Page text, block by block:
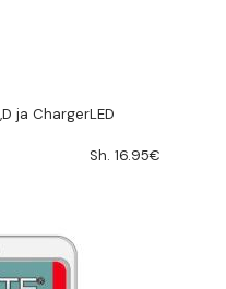
ja ChargerLED
Sh. 16.95€